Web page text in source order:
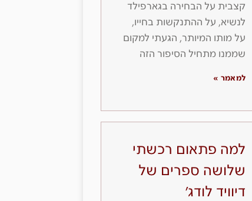
קצבית על הבחירה בגארפילד
לנשיא, על ההתנקשות בחייו,
על מותו המיותר, הגעתי למקום
שממנו מתחיל הסיפור הזה
למאמר »
למה פתאום רכשתי
שלושה ספרים של
דיוויד לודג׳